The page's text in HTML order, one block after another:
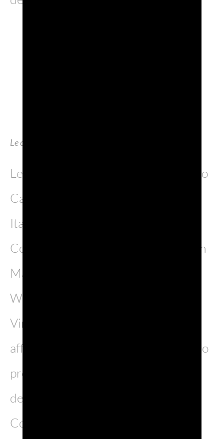
Le cantine
Le cantine partecipanti hanno incluso
Cantina Montelliana, De Stefani,
Italian Wine Brands, La Marca, Le
Contesse, Mionetto, Salatin Vini, San
Martino Vini, San Simone, Serena
Wines 1881, Tenuta San Giorgio e
Vini La Delizia. A queste si sono
affiancate altre 28 aziende che hanno
proposto le proprie referenze in
degustazione presso il desk del
Consorzio, offrendo un’ampia